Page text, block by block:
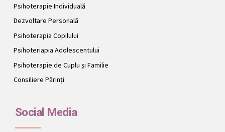
Psihoterapie Individuală
Dezvoltare Personală
Psihoterapia Copilului
Psihoteriapia Adolescentului
Psihoterapie de Cuplu și Familie
Consiliere Părinți
Social Media